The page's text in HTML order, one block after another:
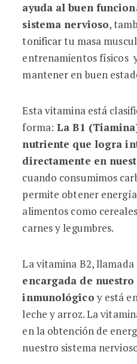
ayuda al buen
sistema nervioso,
tonificar tu masa
entrenamientos físicos
mantener en buen
Esta vitamina está
forma: La B1
nutriente que logra
directamente en
cuando consumimos
permite obtener
alimentos como
carnes y legumbres.
La vitamina B2,
encargada de nuestro
inmunológico y está
leche y arroz. La
en la obtención de
nuestro sistema